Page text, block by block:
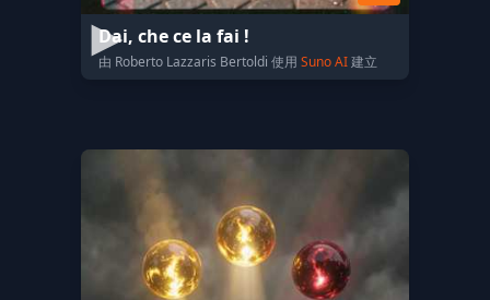
Dai, che ce la fai !
由 Roberto Lazzaris Bertoldi 使用 Suno AI建立